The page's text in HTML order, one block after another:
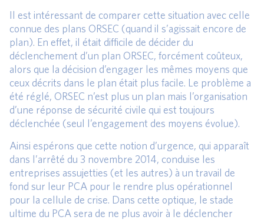
Il est intéressant de comparer cette situation avec celle
connue des plans ORSEC (quand il s’agissait encore de
plan). En effet, il était difficile de décider du
déclenchement d’un plan ORSEC, forcément coûteux,
alors que la décision d’engager les mêmes moyens que
ceux décrits dans le plan était plus facile. Le problème a
été réglé, ORSEC n’est plus un plan mais l’organisation
d’une réponse de sécurité civile qui est toujours
déclenchée (seul l’engagement des moyens évolue).
Ainsi espérons que cette notion d’urgence, qui apparaît
dans l’arrêté du 3 novembre 2014, conduise les
entreprises assujetties (et les autres) à un travail de
fond sur leur PCA pour le rendre plus opérationnel
pour la cellule de crise. Dans cette optique, le stade
ultime du PCA sera de ne plus avoir à le déclencher